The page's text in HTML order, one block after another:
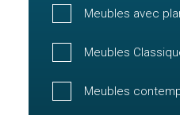
Meubles avec
Meubles
Meubles